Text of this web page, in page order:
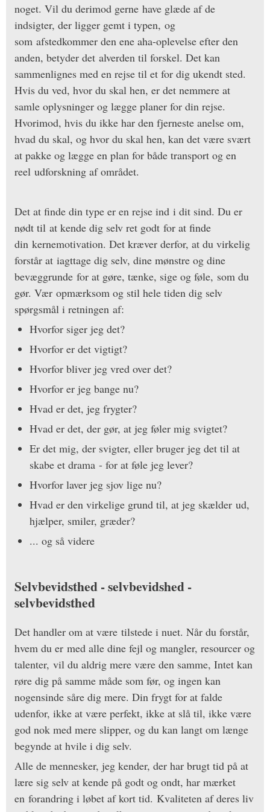
noget. Vil du derimod gerne have glæde af de
indsigter, der ligger gemt i typen, og
som afstedkommer den ene aha-oplevelse efter den
anden, betyder det alverden til forskel. Det kan
sammenlignes med en rejse til et for dig ukendt sted.
Hvis du ved, hvor du skal hen, er det nemmere at
samle oplysninger og lægge planer for din rejse.
Hvorimod, hvis du ikke har den fjerneste anelse om,
hvad du skal, og hvor du skal hen, kan det være svært
at pakke og lægge en plan for både transport og en
reel udforskning af området.
Det at finde din type er en rejse ind i dit sind. Du er
nødt til at kende dig selv ret godt for at finde
din kernemotivation. Det kræver derfor, at du virkelig
forstår at iagttage dig selv, dine mønstre og dine
bevæggrunde for at gøre, tænke, sige og føle, som du
gør. Vær opmærksom og stil hele tiden dig selv
spørgsmål i retningen af:
Hvorfor siger jeg det?
Hvorfor er det vigtigt?
Hvorfor bliver jeg vred over det?
Hvorfor er jeg bange nu?
Hvad er det, jeg frygter?
Hvad er det, der gør, at jeg føler mig svigtet?
Er det mig, der svigter, eller bruger jeg det til at
skabe et drama - for at føle jeg lever?
Hvorfor laver jeg sjov lige nu?
Hvad er den virkelige grund til, at jeg skælder ud,
hjælper, smiler, græder?
... og så videre
Selvbevidsthed - selvbevidshed -
selvbevidsthed
Det handler om at være tilstede i nuet. Når du forstår,
hvem du er med alle dine fejl og mangler, resourcer og
talenter, vil du aldrig mere være den samme, Intet kan
røre dig på samme måde som før, og ingen kan
nogensinde såre dig mere. Din frygt for at falde
udenfor, ikke at være perfekt, ikke at slå til, ikke være
god nok med mere slipper, og du kan langt om længe
begynde at hvile i dig selv.
Alle de mennesker, jeg kender, der har brugt tid på at
lære sig selv at kende på godt og ondt, har mærket
en forandring i løbet af kort tid. Kvaliteten af deres liv